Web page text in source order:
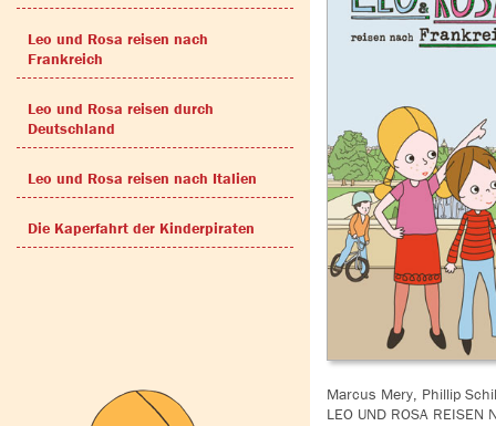
Leo und Rosa reisen nach
Frankreich
Leo und Rosa reisen durch
Deutschland
Leo und Rosa reisen nach Italien
Die Kaperfahrt der Kinderpiraten
Marcus Mery, Phillip
LEO UND ROSA REISEN